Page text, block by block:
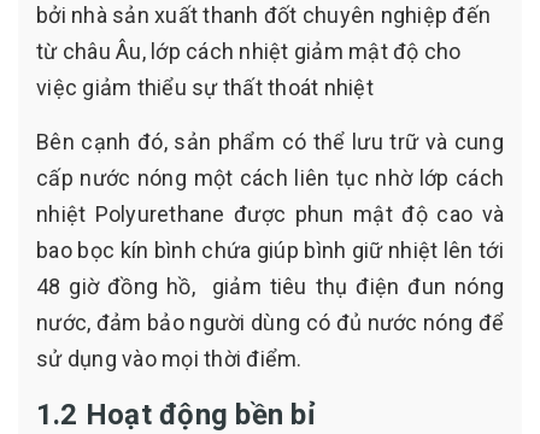
bởi nhà sản xuất thanh đốt chuyên nghiệp đến
từ châu Âu, lớp cách nhiệt giảm mật độ cho
việc giảm thiểu sự thất thoát nhiệt
Bên cạnh đó, sản phẩm có thể lưu trữ và cung
cấp nước nóng một cách liên tục nhờ lớp cách
nhiệt Polyurethane được phun mật độ cao và
bao bọc kín bình chứa giúp bình giữ nhiệt lên tới
48 giờ đồng hồ, giảm tiêu thụ điện đun nóng
nước, đảm bảo người dùng có đủ nước nóng để
sử dụng vào mọi thời điểm.
1.2 Hoạt động bền bỉ